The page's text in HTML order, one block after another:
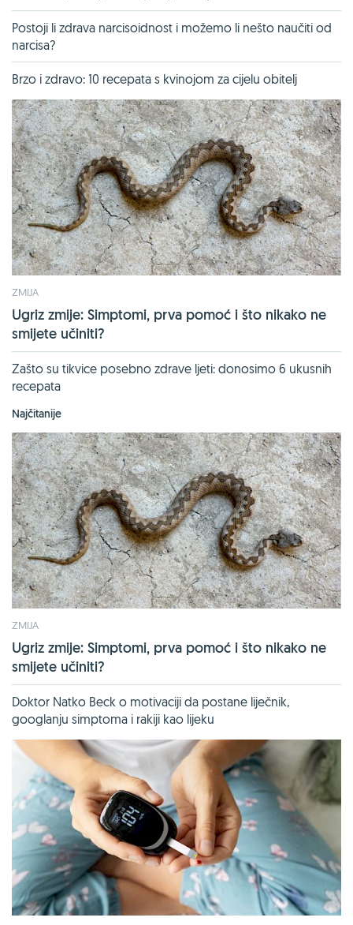
Postoji li zdrava narcisoidnost i možemo li nešto naučiti od
narcisa?
Brzo i zdravo: 10 recepata s kvinojom za cijelu obitelj
ZMIJA
Ugriz zmije: Simptomi, prva pomoć i što nikako ne
smijete učiniti?
Zašto su tikvice posebno zdrave ljeti: donosimo 6 ukusnih
recepata
Najčitanije
ZMIJA
Ugriz zmije: Simptomi, prva pomoć i što nikako ne
smijete učiniti?
Doktor Natko Beck o motivaciji da postane liječnik,
googlanju simptoma i rakiji kao lijeku